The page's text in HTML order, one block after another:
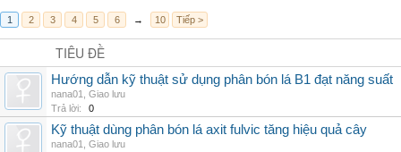
1 2 3 4 5 6 → 10 Tiếp >
TIÊU ĐỀ
Hướng dẫn kỹ thuật sử dụng phân bón lá B1 đạt năng suất
nana01
Giao lưu
Trả lời:
0
Kỹ thuật dùng phân bón lá axit fulvic tăng hiệu quả cây
nana01
Giao lưu